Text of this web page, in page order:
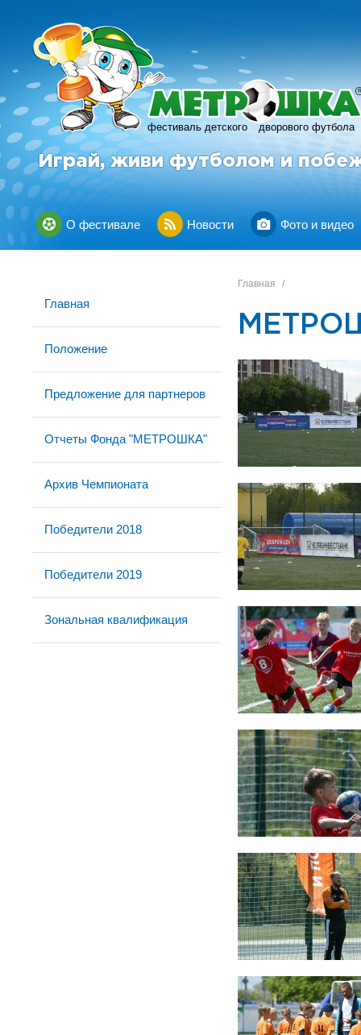
фестиваль детского дворового футбола
R
Играй, живи футболом и
О фестивале Новости Фото и видео
Главная
Положение
Предложение для партнеров
Отчеты Фонда "МЕТРОШКА"
Архив Чемпионата
Победители 2018
Победители 2019
Зональная квалификация
Главная /